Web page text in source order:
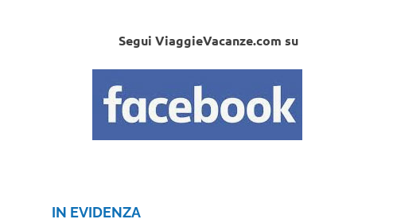
Segui ViaggieVacanze.com su
IN EVIDENZA